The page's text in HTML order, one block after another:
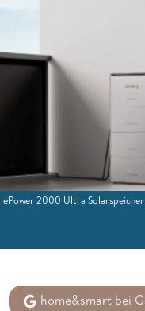
2000 Ultra
home&smart bei